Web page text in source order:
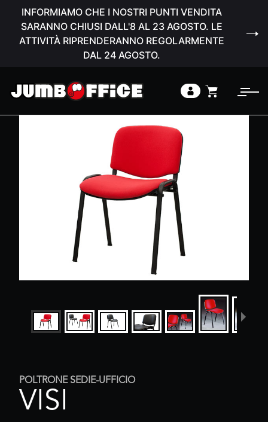
INFORMIAMO CHE I NOSTRI PUNTI VENDITA
SARANNO CHIUSI DALL'8 AL 23 AGOSTO. LE
ATTIVITÀ RIPRENDERANNO REGOLARMENTE
DAL 24 AGOSTO.
POLTRONE SEDIE-UFFICIO
VISI